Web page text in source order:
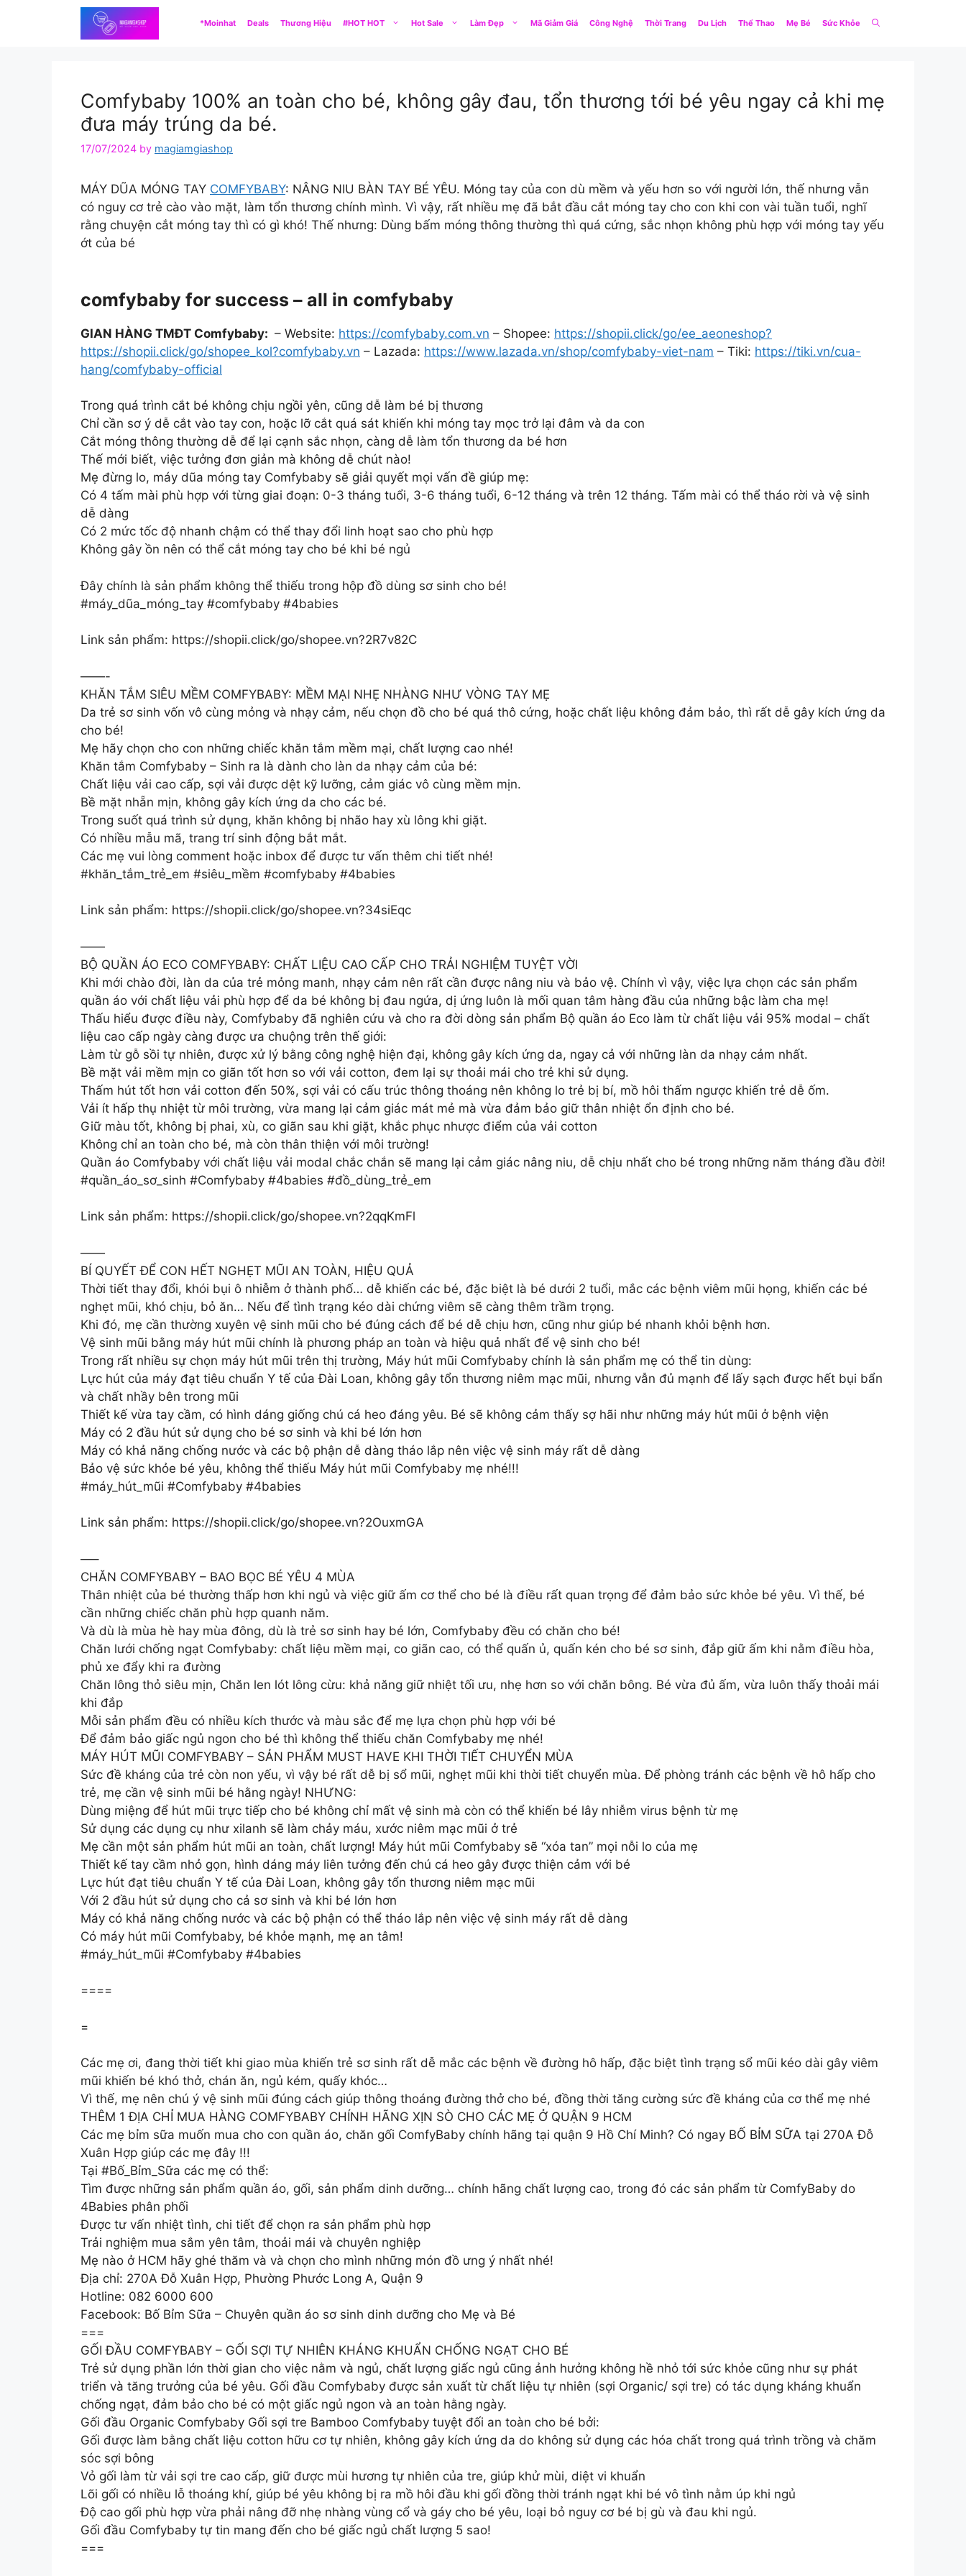
*Moinhat Deals Thương Hiệu #HOT HOT Hot Sale Làm Đẹp Mã Giảm Giá Công Nghệ Thời Trang Du Lịch Thể Thao Mẹ Bé Sức Khỏe
Comfybaby 100% an toàn cho bé, không gây đau, tổn thương tới bé yêu ngay cả khi mẹ
đưa máy trúng da bé.
17/07/2024 by magiamgiashop
MÁY DŨA MÓNG TAY COMFYBABY: NÂNG NIU BÀN TAY BÉ YÊU. Móng tay của con dù mềm và yếu hơn so với người lớn, thế nhưng vẫn
có nguy cơ trẻ cào vào mặt, làm tổn thương chính mình. Vì vậy, rất nhiều mẹ đã bắt đầu cắt móng tay cho con khi con vài tuần tuổi, nghĩ
rằng chuyện cắt móng tay thì có gì khó! Thế nhưng: Dùng bấm móng thông thường thì quá cứng, sắc nhọn không phù hợp với móng tay yếu
ớt của bé
comfybaby for success – all in comfybaby
GIAN HÀNG TMĐT Comfybaby: – Website: https://comfybaby.com.vn – Shopee: https://shopii.click/go/ee_aeoneshop?
https://shopii.click/go/shopee_kol?comfybaby.vn – Lazada: https://www.lazada.vn/shop/comfybaby-viet-nam – Tiki: https://tiki.vn/cua-
hang/comfybaby-official
Trong quá trình cắt bé không chịu ngồi yên, cũng dễ làm bé bị thương
Chỉ cần sơ ý dễ cắt vào tay con, hoặc lỡ cắt quá sát khiến khi móng tay mọc trở lại đâm và da con
Cắt móng thông thường dễ để lại cạnh sắc nhọn, càng dễ làm tổn thương da bé hơn
Thế mới biết, việc tưởng đơn giản mà không dễ chút nào!
Mẹ đừng lo, máy dũa móng tay Comfybaby sẽ giải quyết mọi vấn đề giúp mẹ:
Có 4 tấm mài phù hợp với từng giai đoạn: 0-3 tháng tuổi, 3-6 tháng tuổi, 6-12 tháng và trên 12 tháng. Tấm mài có thể tháo rời và vệ sinh
dễ dàng
Có 2 mức tốc độ nhanh chậm có thể thay đổi linh hoạt sao cho phù hợp
Không gây ồn nên có thể cắt móng tay cho bé khi bé ngủ
Đây chính là sản phẩm không thể thiếu trong hộp đồ dùng sơ sinh cho bé!
#máy_dũa_móng_tay #comfybaby #4babies
Link sản phẩm: https://shopii.click/go/shopee.vn?2R7v82C
——-
KHĂN TẮM SIÊU MỀM COMFYBABY: MỀM MẠI NHẸ NHÀNG NHƯ VÒNG TAY MẸ
Da trẻ sơ sinh vốn vô cùng mỏng và nhạy cảm, nếu chọn đồ cho bé quá thô cứng, hoặc chất liệu không đảm bảo, thì rất dễ gây kích ứng da
cho bé!
Mẹ hãy chọn cho con những chiếc khăn tắm mềm mại, chất lượng cao nhé!
Khăn tắm Comfybaby – Sinh ra là dành cho làn da nhạy cảm của bé:
Chất liệu vải cao cấp, sợi vải được dệt kỹ lưỡng, cảm giác vô cùng mềm mịn.
Bề mặt nhẵn mịn, không gây kích ứng da cho các bé.
Trong suốt quá trình sử dụng, khăn không bị nhão hay xù lông khi giặt.
Có nhiều mẫu mã, trang trí sinh động bắt mắt.
Các mẹ vui lòng comment hoặc inbox để được tư vấn thêm chi tiết nhé!
#khăn_tắm_trẻ_em #siêu_mềm #comfybaby #4babies
Link sản phẩm: https://shopii.click/go/shopee.vn?34siEqc
——
BỘ QUẦN ÁO ECO COMFYBABY: CHẤT LIỆU CAO CẤP CHO TRẢI NGHIỆM TUYỆT VỜI
Khi mới chào đời, làn da của trẻ mỏng manh, nhạy cảm nên rất cần được nâng niu và bảo vệ. Chính vì vậy, việc lựa chọn các sản phẩm
quần áo với chất liệu vải phù hợp để da bé không bị đau ngứa, dị ứng luôn là mối quan tâm hàng đầu của những bậc làm cha mẹ!
Thấu hiểu được điều này, Comfybaby đã nghiên cứu và cho ra đời dòng sản phẩm Bộ quần áo Eco làm từ chất liệu vải 95% modal – chất
liệu cao cấp ngày càng được ưa chuộng trên thế giới:
Làm từ gỗ sồi tự nhiên, được xử lý bằng công nghệ hiện đại, không gây kích ứng da, ngay cả với những làn da nhạy cảm nhất.
Bề mặt vải mềm mịn co giãn tốt hơn so với vải cotton, đem lại sự thoải mái cho trẻ khi sử dụng.
Thấm hút tốt hơn vải cotton đến 50%, sợi vải có cấu trúc thông thoáng nên không lo trẻ bị bí, mồ hôi thấm ngược khiến trẻ dễ ốm.
Vải ít hấp thụ nhiệt từ môi trường, vừa mang lại cảm giác mát mẻ mà vừa đảm bảo giữ thân nhiệt ổn định cho bé.
Giữ màu tốt, không bị phai, xù, co giãn sau khi giặt, khắc phục nhược điểm của vải cotton
Không chỉ an toàn cho bé, mà còn thân thiện với môi trường!
Quần áo Comfybaby với chất liệu vải modal chắc chắn sẽ mang lại cảm giác nâng niu, dễ chịu nhất cho bé trong những năm tháng đầu đời!
#quần_áo_sơ_sinh #Comfybaby #4babies #đồ_dùng_trẻ_em
Link sản phẩm: https://shopii.click/go/shopee.vn?2qqKmFl
——
BÍ QUYẾT ĐỂ CON HẾT NGHẸT MŨI AN TOÀN, HIỆU QUẢ
Thời tiết thay đổi, khói bụi ô nhiễm ở thành phố… dễ khiến các bé, đặc biệt là bé dưới 2 tuổi, mắc các bệnh viêm mũi họng, khiến các bé
nghẹt mũi, khó chịu, bỏ ăn… Nếu để tình trạng kéo dài chứng viêm sẽ càng thêm trầm trọng.
Khi đó, mẹ cần thường xuyên vệ sinh mũi cho bé đúng cách để bé dễ chịu hơn, cũng như giúp bé nhanh khỏi bệnh hơn.
Vệ sinh mũi bằng máy hút mũi chính là phương pháp an toàn và hiệu quả nhất để vệ sinh cho bé!
Trong rất nhiều sự chọn máy hút mũi trên thị trường, Máy hút mũi Comfybaby chính là sản phẩm mẹ có thể tin dùng:
Lực hút của máy đạt tiêu chuẩn Y tế của Đài Loan, không gây tổn thương niêm mạc mũi, nhưng vẫn đủ mạnh để lấy sạch được hết bụi bẩn
và chất nhầy bên trong mũi
Thiết kế vừa tay cầm, có hình dáng giống chú cá heo đáng yêu. Bé sẽ không cảm thấy sợ hãi như những máy hút mũi ở bệnh viện
Máy có 2 đầu hút sử dụng cho bé sơ sinh và khi bé lớn hơn
Máy có khả năng chống nước và các bộ phận dễ dàng tháo lắp nên việc vệ sinh máy rất dễ dàng
Bảo vệ sức khỏe bé yêu, không thể thiếu Máy hút mũi Comfybaby mẹ nhé!!!
#máy_hút_mũi #Comfybaby #4babies
Link sản phẩm: https://shopii.click/go/shopee.vn?2OuxmGA
—–
CHĂN COMFYBABY – BAO BỌC BÉ YÊU 4 MÙA
Thân nhiệt của bé thường thấp hơn khi ngủ và việc giữ ấm cơ thể cho bé là điều rất quan trọng để đảm bảo sức khỏe bé yêu. Vì thế, bé
cần những chiếc chăn phù hợp quanh năm.
Và dù là mùa hè hay mùa đông, dù là trẻ sơ sinh hay bé lớn, Comfybaby đều có chăn cho bé!
Chăn lưới chống ngạt Comfybaby: chất liệu mềm mại, co giãn cao, có thể quấn ủ, quấn kén cho bé sơ sinh, đắp giữ ấm khi nằm điều hòa,
phủ xe đẩy khi ra đường
Chăn lông thỏ siêu mịn, Chăn len lót lông cừu: khả năng giữ nhiệt tối ưu, nhẹ hơn so với chăn bông. Bé vừa đủ ấm, vừa luôn thấy thoải mái
khi đắp
Mỗi sản phẩm đều có nhiều kích thước và màu sắc để mẹ lựa chọn phù hợp với bé
Để đảm bảo giấc ngủ ngon cho bé thì không thể thiếu chăn Comfybaby mẹ nhé!
MÁY HÚT MŨI COMFYBABY – SẢN PHẨM MUST HAVE KHI THỜI TIẾT CHUYỂN MÙA
Sức đề kháng của trẻ còn non yếu, vì vậy bé rất dễ bị sổ mũi, nghẹt mũi khi thời tiết chuyển mùa. Để phòng tránh các bệnh về hô hấp cho
trẻ, mẹ cần vệ sinh mũi bé hằng ngày! NHƯNG:
Dùng miệng để hút mũi trực tiếp cho bé không chỉ mất vệ sinh mà còn có thể khiến bé lây nhiễm virus bệnh từ mẹ
Sử dụng các dụng cụ như xilanh sẽ làm chảy máu, xước niêm mạc mũi ở trẻ
Mẹ cần một sản phẩm hút mũi an toàn, chất lượng! Máy hút mũi Comfybaby sẽ “xóa tan” mọi nỗi lo của mẹ
Thiết kế tay cầm nhỏ gọn, hình dáng máy liên tưởng đến chú cá heo gây được thiện cảm với bé
Lực hút đạt tiêu chuẩn Y tế của Đài Loan, không gây tổn thương niêm mạc mũi
Với 2 đầu hút sử dụng cho cả sơ sinh và khi bé lớn hơn
Máy có khả năng chống nước và các bộ phận có thể tháo lắp nên việc vệ sinh máy rất dễ dàng
Có máy hút mũi Comfybaby, bé khỏe mạnh, mẹ an tâm!
#máy_hút_mũi #Comfybaby #4babies
====
=
Các mẹ ơi, đang thời tiết khi giao mùa khiến trẻ sơ sinh rất dễ mắc các bệnh về đường hô hấp, đặc biệt tình trạng sổ mũi kéo dài gây viêm
mũi khiến bé khó thở, chán ăn, ngủ kém, quấy khóc…
Vì thế, mẹ nên chú ý vệ sinh mũi đúng cách giúp thông thoáng đường thở cho bé, đồng thời tăng cường sức đề kháng của cơ thể mẹ nhé
THÊM 1 ĐỊA CHỈ MUA HÀNG COMFYBABY CHÍNH HÃNG XỊN SÒ CHO CÁC MẸ Ở QUẬN 9 HCM
Các mẹ bỉm sữa muốn mua cho con quần áo, chăn gối ComfyBaby chính hãng tại quận 9 Hồ Chí Minh? Có ngay BỐ BỈM SỮA tại 270A Đỗ
Xuân Hợp giúp các mẹ đây !!!
Tại #Bố_Bỉm_Sữa các mẹ có thể:
Tìm được những sản phẩm quần áo, gối, sản phẩm dinh dưỡng… chính hãng chất lượng cao, trong đó các sản phẩm từ ComfyBaby do
4Babies phân phối
Được tư vấn nhiệt tình, chi tiết để chọn ra sản phẩm phù hợp
Trải nghiệm mua sắm yên tâm, thoải mái và chuyên nghiệp
Mẹ nào ở HCM hãy ghé thăm và và chọn cho mình những món đồ ưng ý nhất nhé!
Địa chỉ: 270A Đỗ Xuân Hợp, Phường Phước Long A, Quận 9
Hotline: 082 6000 600
Facebook: Bố Bỉm Sữa – Chuyên quần áo sơ sinh dinh dưỡng cho Mẹ và Bé
===
GỐI ĐẦU COMFYBABY – GỐI SỢI TỰ NHIÊN KHÁNG KHUẨN CHỐNG NGẠT CHO BÉ
Trẻ sử dụng phần lớn thời gian cho việc nằm và ngủ, chất lượng giấc ngủ cũng ảnh hưởng không hề nhỏ tới sức khỏe cũng như sự phát
triển và tăng trưởng của bé yêu. Gối đầu Comfybaby được sản xuất từ chất liệu tự nhiên (sợi Organic/ sợi tre) có tác dụng kháng khuẩn
chống ngạt, đảm bảo cho bé có một giấc ngủ ngon và an toàn hằng ngày.
Gối đầu Organic Comfybaby Gối sợi tre Bamboo Comfybaby tuyệt đối an toàn cho bé bởi:
Gối được làm bằng chất liệu cotton hữu cơ tự nhiên, không gây kích ứng da do không sử dụng các hóa chất trong quá trình trồng và chăm
sóc sợi bông
Vỏ gối làm từ vải sợi tre cao cấp, giữ được mùi hương tự nhiên của tre, giúp khử mùi, diệt vi khuẩn
Lõi gối có nhiều lỗ thoáng khí, giúp bé yêu không bị ra mồ hôi đầu khi gối đồng thời tránh ngạt khi bé vô tình nằm úp khi ngủ
Độ cao gối phù hợp vừa phải nâng đỡ nhẹ nhàng vùng cổ và gáy cho bé yêu, loại bỏ nguy cơ bé bị gù và đau khi ngủ.
Gối đầu Comfybaby tự tin mang đến cho bé giấc ngủ chất lượng 5 sao!
===